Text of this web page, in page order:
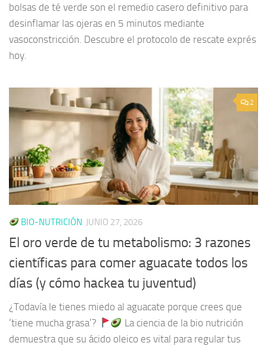
bolsas de té verde son el remedio casero definitivo para
desinflamar las ojeras en 5 minutos mediante
vasoconstricción. Descubre el protocolo de rescate exprés
hoy.
2
BIO-NUTRICIÓN JUNIO 27, 2026
El oro verde de tu metabolismo: 3 razones
científicas para comer aguacate todos los
días (y cómo hackea tu juventud)
¿Todavía le tienes miedo al aguacate porque crees que
‘tiene mucha grasa’?
La ciencia de la bio nutrición
demuestra que su ácido oleico es vital para regular tus